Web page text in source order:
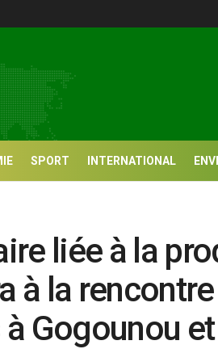
SPORT INTERNATIONAL
liée à la
à la
Gogounou et